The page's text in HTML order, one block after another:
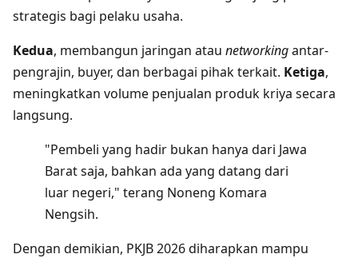
strategis bagi pelaku usaha.
Kedua, membangun jaringan atau networkingantar-
pengrajin, buyer, dan berbagai pihak terkait. Ketiga,
meningkatkan volume penjualan produk kriya secara
langsung.
"Pembeli yang hadir bukan hanya dari Jawa
Barat saja, bahkan ada yang datang dari
luar negeri," terang Noneng Komara
Nengsih.
Dengan demikian, PKJB 2026 diharapkan mampu